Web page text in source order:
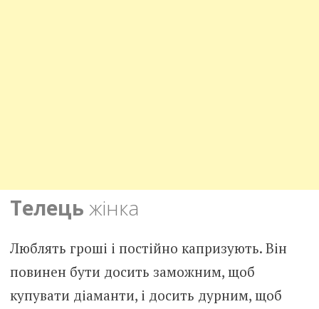
Телець жінка
Люблять гроші і постійно капризують. Він
повинен бути досить заможним, щоб
купувати діаманти, і досить дурним, щоб